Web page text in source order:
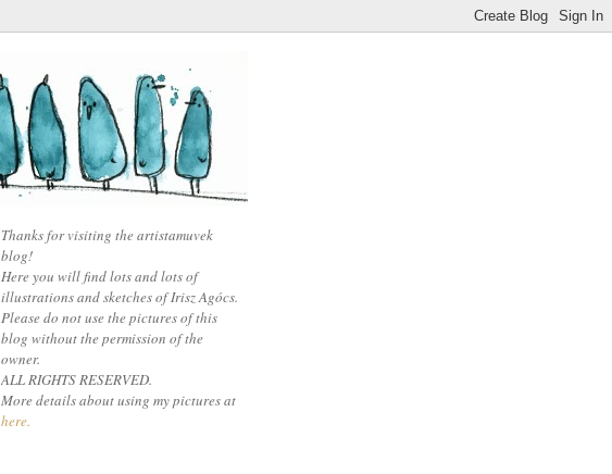
Thanks for visiting the artistamuvek
blog!
Here you will find lots and lots of
illustrations and sketches of Irisz Agócs.
Please do not use the pictures of this
blog without the permission of the
owner.
ALL RIGHTS RESERVED.
More details about using my pictures at
here.